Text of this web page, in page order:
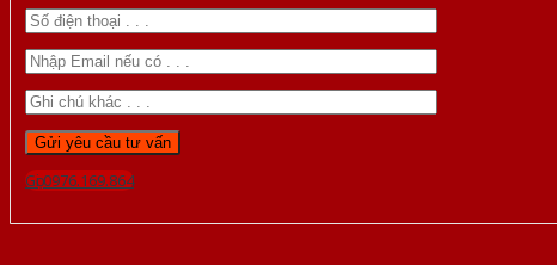
Gọi 0976.169.864